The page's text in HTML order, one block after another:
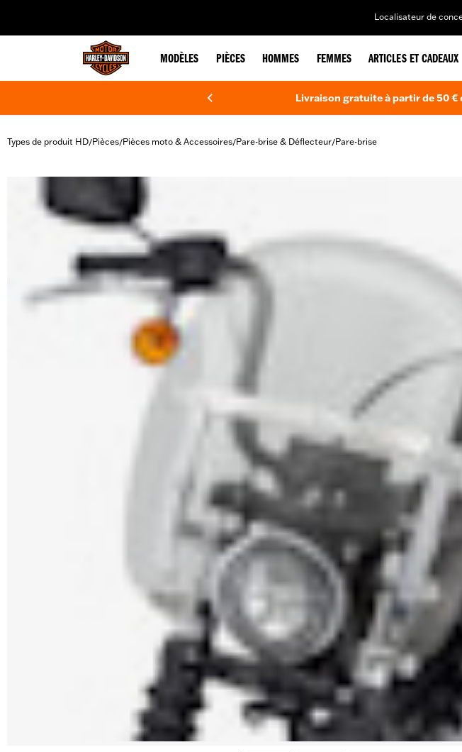
Localisateur de
MODÈLES PIÈCES HOMMES FEMMES ARTICLES ET CADEAUX
Livraison gratuite à partir de 50
Types de produit HD/Pièces/Pièces moto & Accessoires/Pare-brise & Déflecteur/Pare-brise